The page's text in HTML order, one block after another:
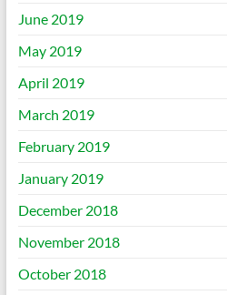
June 2019
May 2019
April 2019
March 2019
February 2019
January 2019
December 2018
November 2018
October 2018